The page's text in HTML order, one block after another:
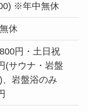
※年中無休
休
円・土日祝
(サウナ・岩盤
、岩盤浴のみ